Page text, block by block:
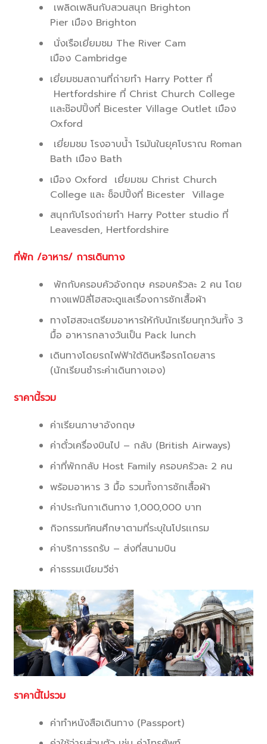
เพลิดเพลินกับสวนสนุก Brighton
Pier เมือง Brighton
นั่งเรือเยี่ยมชม The River Cam
เมือง Cambridge
เยี่ยมชมสถานที่ถ่ายทำ Harry Potter ที่
Hertfordshire ที่ Christ Church College
เเละช๊อปปิ้งที่ Bicester Village Outlet เมือง
Oxford
เยี่ยมชม โรงอาบน้ำ โรมันในยุคโบราณ Roman
Bath เมือง Bath
เมือง Oxford เยี่ยมชม Christ Church
College และ ช็อปปิ้งที่ Bicester Village
สนุกกับโรงถ่ายทำ Harry Potter studio ที่
Leavesden, Hertfordshire
ที่พัก /อาหาร/ การเดินทาง
พักกับครอบคัวอังกฤษ ครอบครัวละ 2 คน โดย
ทางแฟมิลี่โฮสจะดูแลเรื่องการซักเสื้อผ้า
ทางโฮสจะเตรียมอาหารให้กับนักเรียนทุกวันทั้ง 3
มื้อ อาหารกลางวันเป็น Pack lunch
เดินทางโดยรถไฟฟ้าใต้ดินหรือรถโดยสาร
(นักเรียนชำระค่าเดินทางเอง)
ราคานี้รวม
ค่าเรียนภาษาอังกฤษ
ค่าตั๋วเครื่องบินไป – กลับ (British Airways)
ค่าที่พักกลับ Host Family ครอบครัวละ 2 คน
พร้อมอาหาร 3 มื้อ รวมทั้งการซักเสื้อผ้า
ค่าประกันกาเดินทาง 1,000,000 บาท
กิจกรรมทัศนศึกษาตามที่ระบุในโปรเเกรม
ค่าบริการรถรับ – ส่งที่สนามบิน
ค่าธรรมเนียมวีซ่า
ราคานี้ไม่รวม
ค่าทำหนังสือเดินทาง (Passport)